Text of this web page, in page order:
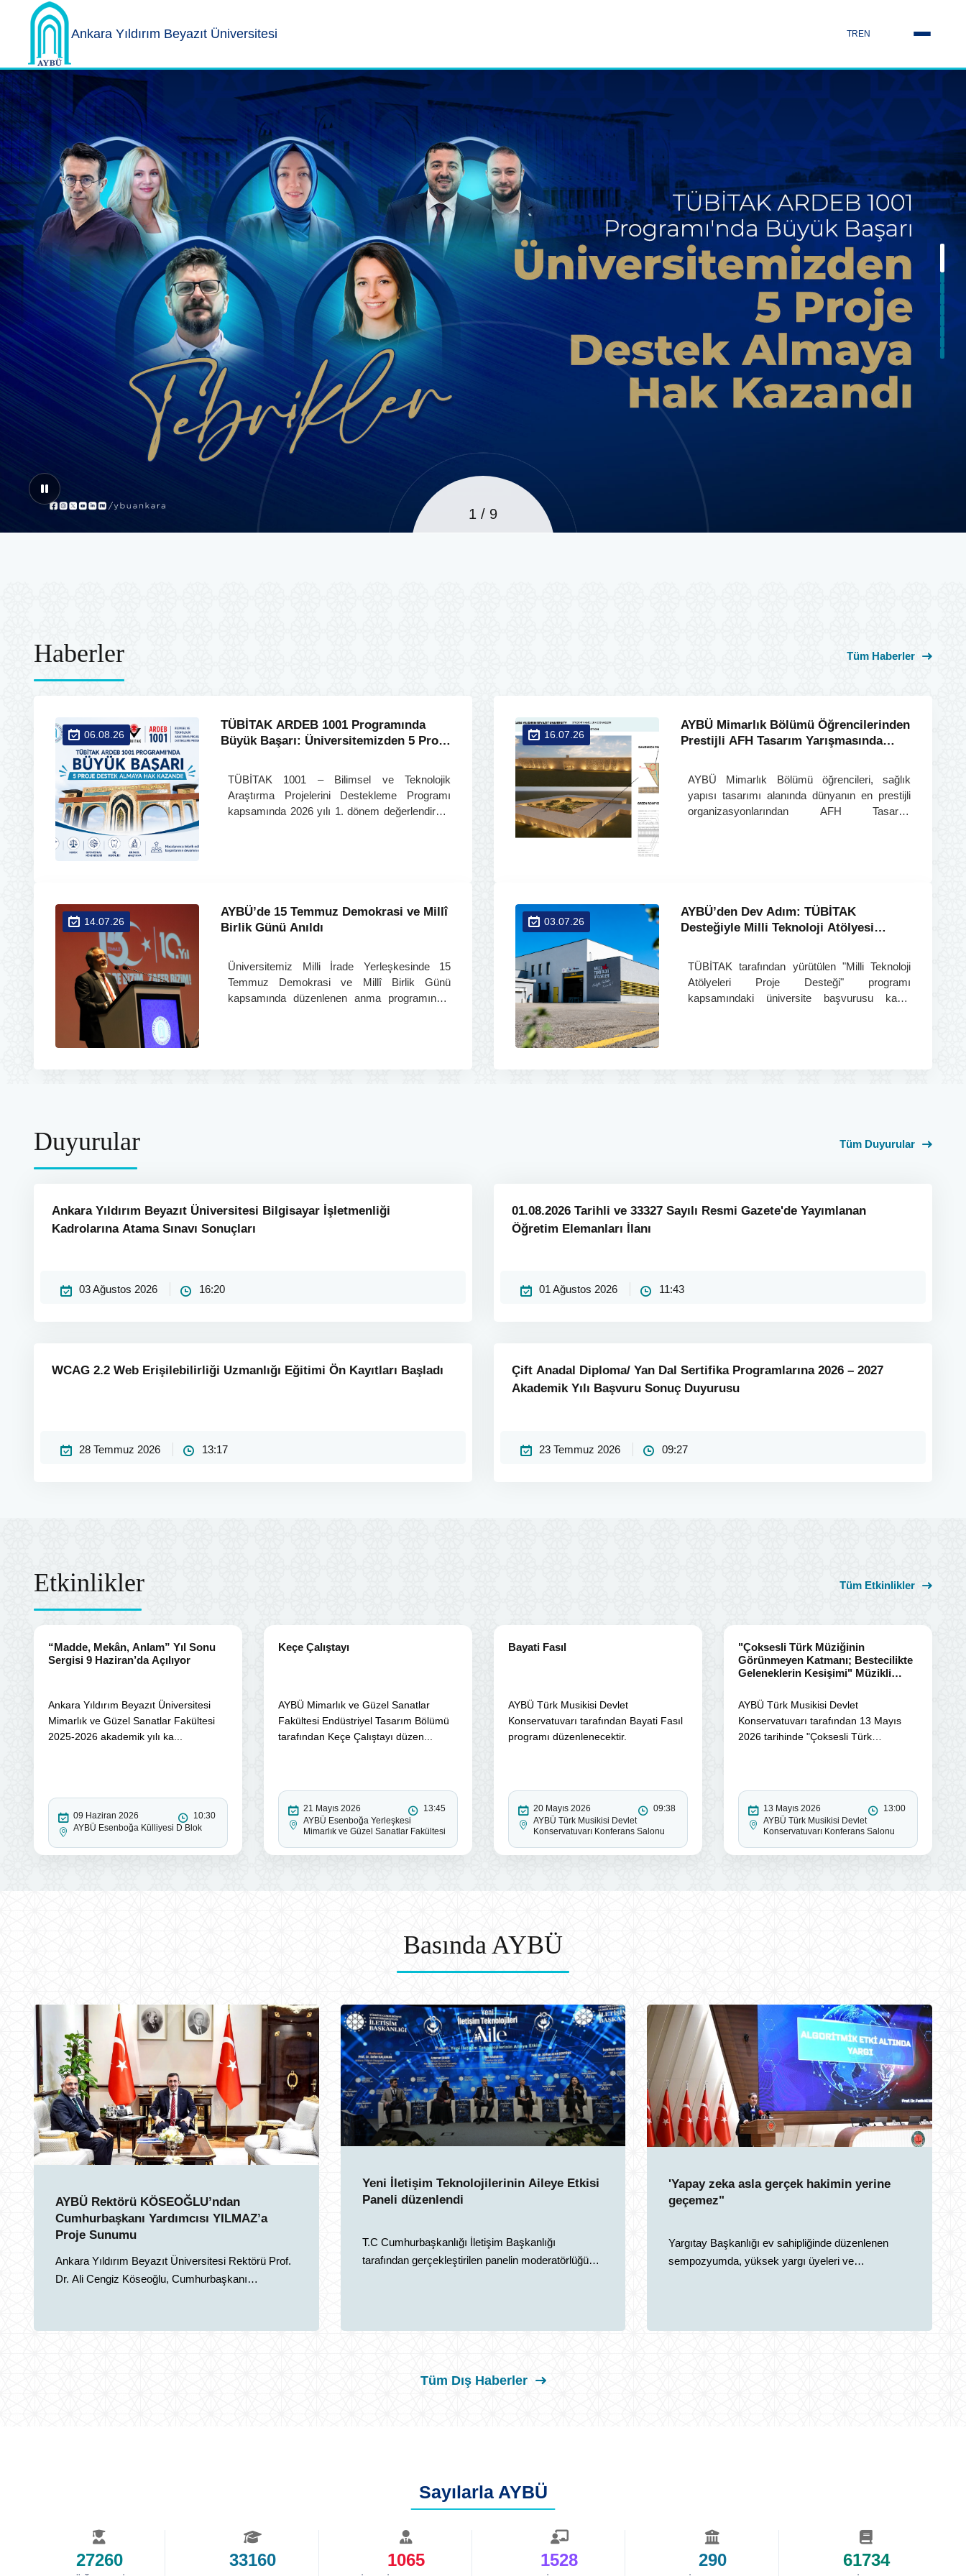
Ankara Yıldırım Beyazıt Üniversitesi TR EN
Ankara Yıldırım Beyazıt Üniversitesi
1 / 9
Haberler Tüm Haberler
06.08.26
TÜBİTAK ARDEB 1001 Programında
Büyük Başarı: Üniversitemizden 5 Proje
TÜBİTAK 1001 – Bilimsel ve Teknolojik
Araştırma Projelerini Destekleme Programı
kapsamında 2026 yılı 1. dönem değerlendirme
16.07.26
AYBÜ Mimarlık Bölümü Öğrencilerinden
Prestijli AFH Tasarım Yarışmasında
AYBÜ Mimarlık Bölümü öğrencileri, sağlık
yapısı tasarımı alanında dünyanın en prestijli
organizasyonlarından AFH Tasarım
14.07.26
AYBÜ’de 15 Temmuz Demokrasi ve Millî
Birlik Günü Anıldı
Üniversitemiz Milli İrade Yerleşkesinde 15
Temmuz Demokrasi ve Millî Birlik Günü
kapsamında düzenlenen anma programında,
03.07.26
AYBÜ’den Dev Adım: TÜBİTAK
Desteğiyle Milli Teknoloji Atölyesi
TÜBİTAK tarafından yürütülen "Milli Teknoloji
Atölyeleri Proje Desteği" programı
kapsamındaki üniversite başvurusu kabul
Duyurular Tüm Duyurular
Ankara Yıldırım Beyazıt Üniversitesi Bilgisayar İşletmenliği
Kadrolarına Atama Sınavı Sonuçları
03 Ağustos 2026 16:20
01.08.2026 Tarihli ve 33327 Sayılı Resmi Gazete'de Yayımlanan
Öğretim Elemanları İlanı
01 Ağustos 2026 11:43
WCAG 2.2 Web Erişilebilirliği Uzmanlığı Eğitimi Ön Kayıtları Başladı
28 Temmuz 2026 13:17
Çift Anadal Diploma/ Yan Dal Sertifika Programlarına 2026 – 2027
Akademik Yılı Başvuru Sonuç Duyurusu
23 Temmuz 2026 09:27
Etkinlikler Tüm Etkinlikler
“Madde, Mekân, Anlam” Yıl Sonu
Sergisi 9 Haziran’da Açılıyor
Ankara Yıldırım Beyazıt Üniversitesi
Mimarlık ve Güzel Sanatlar Fakültesi
2025-2026 akademik yılı ka...
09 Haziran 2026
10:30
AYBÜ Esenboğa Külliyesi D Blok
Keçe Çalıştayı
AYBÜ Mimarlık ve Güzel Sanatlar
Fakültesi Endüstriyel Tasarım Bölümü
tarafından Keçe Çalıştayı düzen...
21 Mayıs 2026
13:45
AYBÜ Esenboğa Yerleşkesi
Mimarlık ve Güzel Sanatlar Fakültesi
Bayati Fasıl
AYBÜ Türk Musikisi Devlet
Konservatuvarı tarafından Bayati Fasıl
programı düzenlenecektir.
20 Mayıs 2026
09:38
AYBÜ Türk Musikisi Devlet
Konservatuvarı Konferans Salonu
"Çoksesli Türk Müziğinin
Görünmeyen Katmanı; Bestecilikte
Geleneklerin Kesişimi" Müzikli
AYBÜ Türk Musikisi Devlet
Konservatuvarı tarafından 13 Mayıs
2026 tarihinde "Çoksesli Türk
13 Mayıs 2026
13:00
AYBÜ Türk Musikisi Devlet
Konservatuvarı Konferans Salonu
Basında AYBÜ
AYBÜ Rektörü KÖSEOĞLU’ndan
Cumhurbaşkanı Yardımcısı YILMAZ’a
Proje Sunumu
Ankara Yıldırım Beyazıt Üniversitesi Rektörü Prof.
Dr. Ali Cengiz Köseoğlu, Cumhurbaşkanı
dönem projeleri hakkında bilgi verdi.
Yeni İletişim Teknolojilerinin Aileye Etkisi
Paneli düzenlendi
T.C Cumhurbaşkanlığı İletişim Başkanlığı
tarafından gerçekleştirilen panelin moderatörlüğünü
'Yapay zeka asla gerçek hakimin yerine
geçemez"
Yargıtay Başkanlığı ev sahipliğinde düzenlenen
sempozyumda, yüksek yargı üyeleri ve
Tüm Dış Haberler
Sayılarla AYBÜ
27260 33160 1065 1528 290 61734